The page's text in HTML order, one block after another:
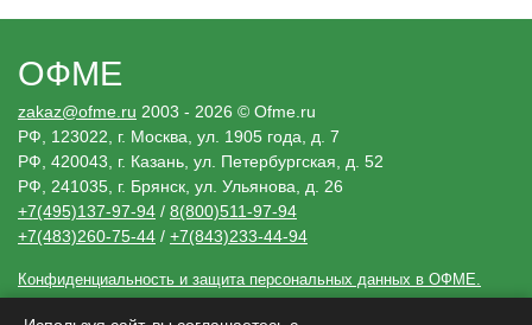
Конфиденциальность и защита персональных данных в ОФМЕ.
ОФМЕ
zakaz@ofme.ru 2003 - 2026 © Ofme.ru
РФ, 123022, г. Москва, ул. 1905 года, д. 7
РФ, 420043, г. Казань, ул. Петербургская, д. 52
РФ, 241035, г. Брянск, ул. Ульянова, д. 26
+7(495)137-97-94 / 8(800)511-97-94
+7(483)260-75-44 / +7(843)233-44-94